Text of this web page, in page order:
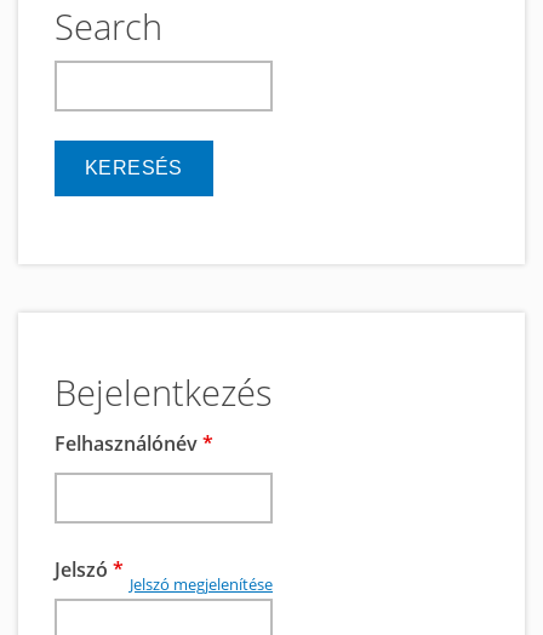
Search
Bejelentkezés
Felhasználónév*
Jelszó *
Jelszó megjelenítése